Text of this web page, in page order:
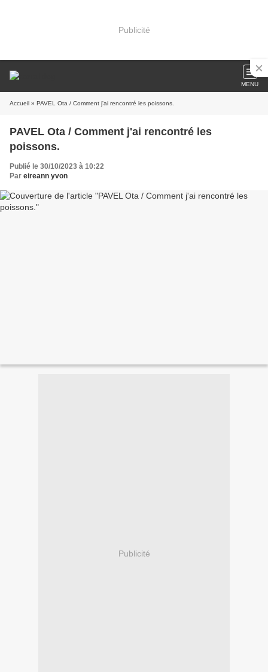
Publicité
MENU
Accueil » PAVEL Ota / Comment j'ai rencontré les poissons.
PAVEL Ota / Comment j'ai rencontré les
poissons.
Publié le 30/10/2023 à 10:22
Par eireann yvon
Publicité